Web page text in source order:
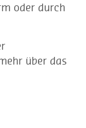
oder durch
über das